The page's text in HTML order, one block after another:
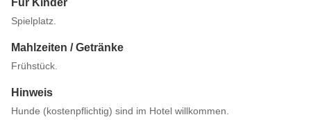
Für Kinder
Spielplatz.
Mahlzeiten / Getränke
Frühstück.
Hinweis
Hunde (kostenpflichtig) sind im Hotel willkommen.